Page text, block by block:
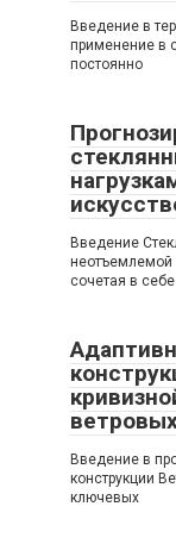
Введение в
применение в
постоянно
Введение
неотъемлемой
сочетая в
Введение в
конструкции
ключевых